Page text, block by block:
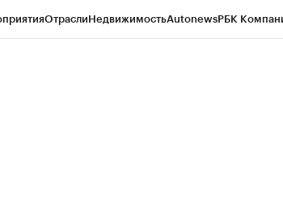
ОтраслиНедвижимостьAutonewsРБК